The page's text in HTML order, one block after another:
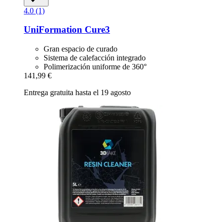
4.0 (1)
UniFormation Cure3
Gran espacio de curado
Sistema de calefacción integrado
Polimerización uniforme de 360°
141,99 €
Entrega gratuita hasta el 19 agosto